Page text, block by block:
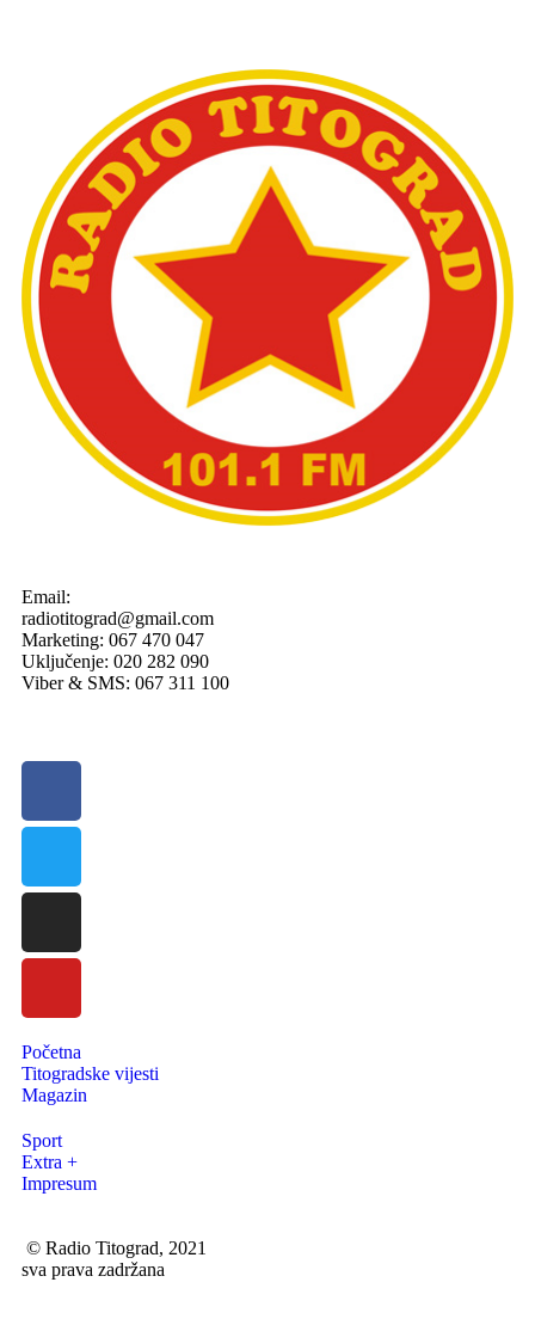
Email:
radiotitograd@gmail.com
Marketing: 067 470 047
Uključenje: 020 282 090
Viber & SMS: 067 311 100
Početna
Titogradske vijesti
Magazin
Sport
Extra +
Impresum
© Radio Titograd, 2021
sva prava zadržana